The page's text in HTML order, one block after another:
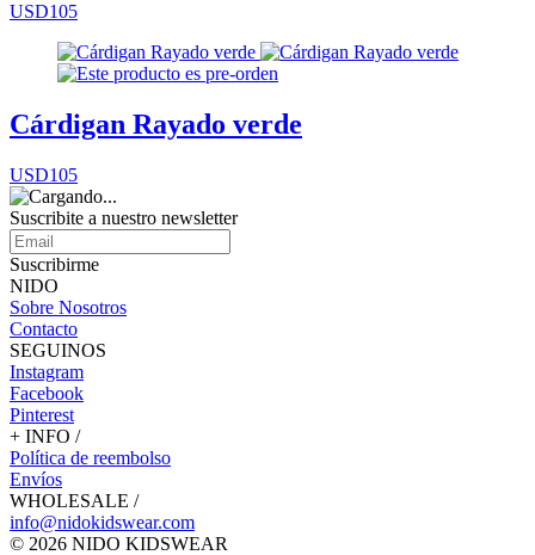
USD105
Cárdigan Rayado verde
USD105
Suscribite a nuestro newsletter
Suscribirme
NIDO
Sobre Nosotros
Contacto
SEGUINOS
Instagram
Facebook
Pinterest
+ INFO /
Política de reembolso
Envíos
WHOLESALE /
info@nidokidswear.com
© 2026 NIDO KIDSWEAR